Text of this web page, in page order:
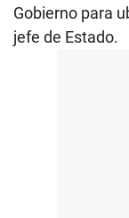
Gobierno para
jefe de Estado.